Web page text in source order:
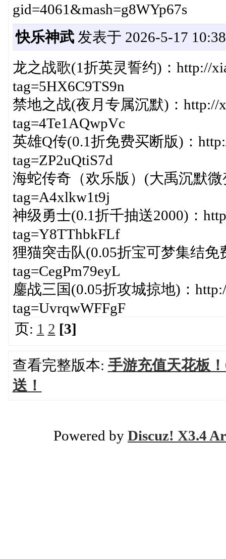
gid=4061&mash=g8WYp67s
快乐神武发表于 2026-5-17
龙之战歌(1折英灵誓约)：http://
tag=5HX6C9TS9n
禁地之战(夜月专属沉默)：http://
tag=4Te1AQwpVc
英雄Q传(0.1折免费买断版)：
tag=ZP2uQtiS7d
海蛇传奇（欢乐版）(大禹沉默微
tag=A4xlkw1t9j
神级勇士(0.1折千抽送2000)：
tag=Y8TThbkFLf
狸猫突击队(0.05折宝可梦集结免
tag=CegPm79eyL
鏖战三国(0.05折攻城掠地)：
tag=UvrqwWFFgF
页: 1 2 [3]
查看完整版本: 手游充值天花板
送！
Powered by Discuz! X3.4